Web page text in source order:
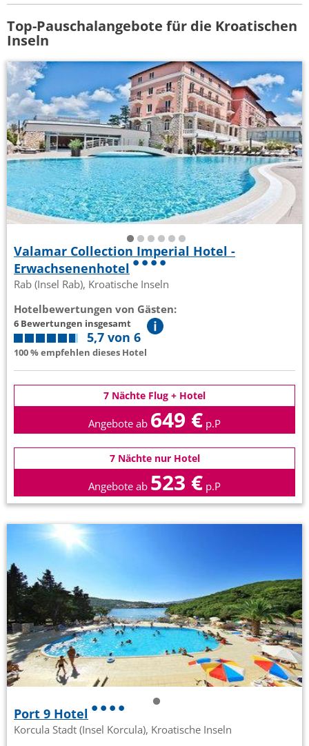
Top-Pauschalangebote für die Kroatischen
Inseln
Valamar Collection Imperial Hotel -
Erwachsenenhotel
Rab (Insel Rab), Kroatische Inseln
Hotelbewertungen von Gästen:
6 Bewertungen insgesamt
5,7 von 6
100 % empfehlen dieses Hotel
7 Nächte Flug + Hotel
Angebote ab 649 € p.P
7 Nächte nur Hotel
Angebote ab 523 € p.P
Port 9 Hotel
Korcula Stadt (Insel Korcula), Kroatische Inseln